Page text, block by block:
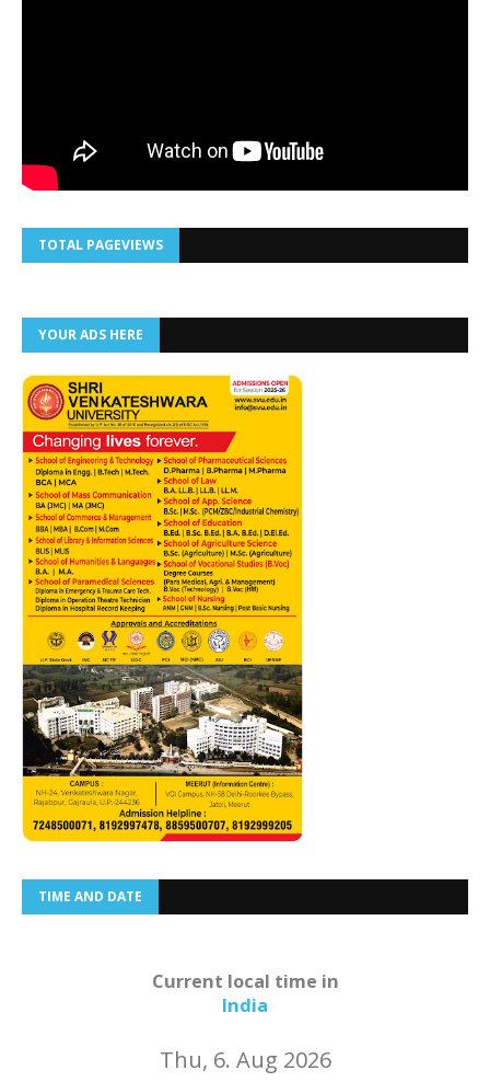
TOTAL PAGEVIEWS
YOUR ADS HERE
TIME AND DATE
Current local time in
India